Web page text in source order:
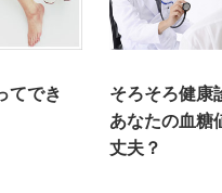
てでき
そろそろ健康
あなたの血糖
丈夫？